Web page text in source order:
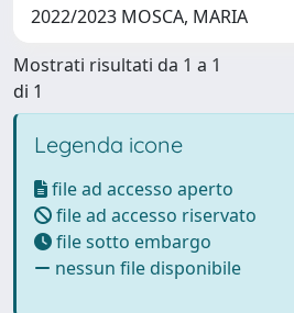
2022/2023 MOSCA, MARIA
Mostrati risultati da 1 a 1
di 1
Legenda icone
file ad accesso aperto
file ad accesso riservato
file sotto embargo
nessun file disponibile